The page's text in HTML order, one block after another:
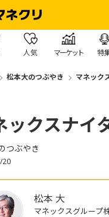
人気 マーケット 特
松本大のつぶやき マネック
ックスナイ
つぶやき
20
松本 大
マネックスグループ